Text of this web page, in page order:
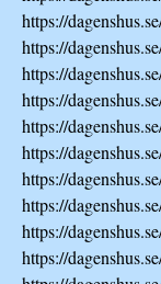
https://
https://
https://
https://
https://
https://
https://
https://
https://
https://